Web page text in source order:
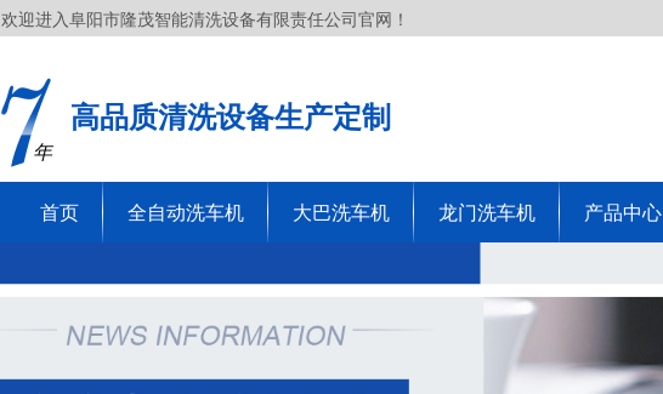
欢迎进入阜阳市隆茂智能清洗设备有限责任公司官网！
年
高品质清洗设备生产定制
首页 全自动洗车机 大巴洗车机 龙门洗车机 产品中心